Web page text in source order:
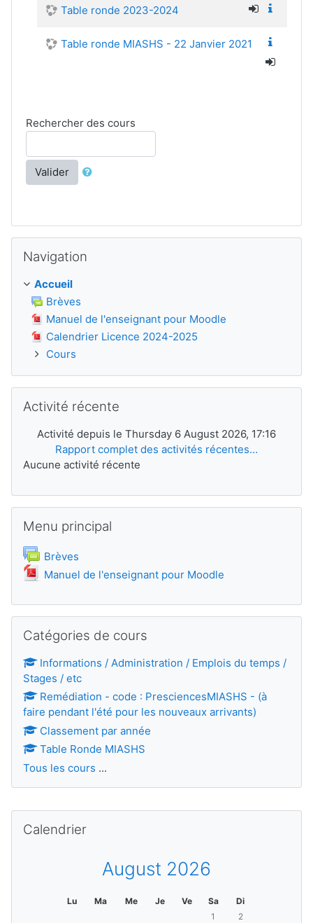
Table ronde 2023-2024
Table ronde MIASHS - 22 Janvier 2021
Rechercher des cours
Valider
Navigation
Accueil
Brèves
Manuel de l'enseignant pour Moodle
Calendrier Licence 2024-2025
Cours
Activité récente
Activité depuis le Thursday 6 August 2026, 17:16
Rapport complet des activités récentes…
Aucune activité récente
Menu principal
Brèves
Manuel de l'enseignant pour Moodle
Catégories de cours
Informations / Administration / Emplois du temps /
Stages / etc
Remédiation - code : PresciencesMIASHS - (à
faire pendant l'été pour les nouveaux arrivants)
Classement par année
Table Ronde MIASHS
Tous les cours ...
Calendrier
August 2026
Lundi
Lu Mardi
Ma Mercredi
Me Jeudi
Je Vendredi
Ve Samedi
Sa Dimanche
Di
Aucun événement,
1 Aucun
2